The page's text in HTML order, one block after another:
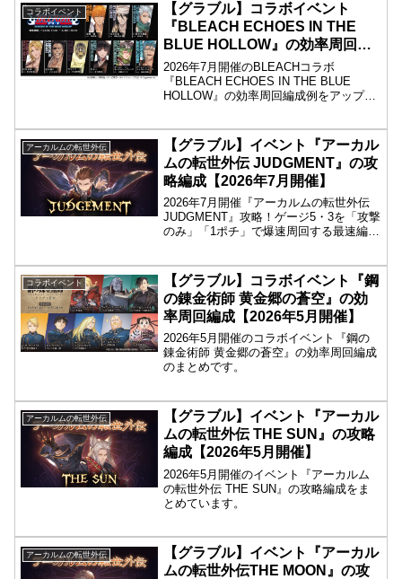
コラボイベント
【グラブル】コラボイベント
『BLEACH ECHOES IN THE
BLUE HOLLOW』の効率周回編
成
2026年7月開催のBLEACHコラボ
『BLEACH ECHOES IN THE BLUE
HOLLOW』の効率周回編成例をアップ！
なしで、見てすぐ真似したい効率重視の
騎空士向けです！
アーカルムの転世外伝
【グラブル】イベント『アーカル
ムの転世外伝 JUDGMENT』の攻
略編成【2026年7月開催】
2026年7月開催『アーカルムの転世外伝
JUDGMENT』攻略！ゲージ5・3を「攻撃
のみ」「1ポチ」で爆速周回する最速編成
率で外伝報酬を全回収するためのバイブ
ルです！
コラボイベント
【グラブル】コラボイベント『鋼
の錬金術師 黄金郷の蒼空』の効
率周回編成【2026年5月開催】
2026年5月開催のコラボイベント『鋼の
錬金術師 黄金郷の蒼空』の効率周回編成
のまとめです。
アーカルムの転世外伝
【グラブル】イベント『アーカル
ムの転世外伝 THE SUN』の攻略
編成【2026年5月開催】
2026年5月開催のイベント『アーカルム
の転世外伝 THE SUN』の攻略編成をま
とめています。
アーカルムの転世外伝
【グラブル】イベント『アーカル
ムの転世外伝THE MOON』の攻